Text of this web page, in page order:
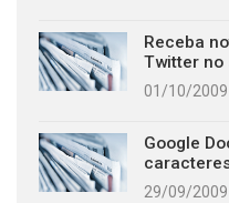
Receba
Twitter no
01/10/2009
Google
29/09/2009